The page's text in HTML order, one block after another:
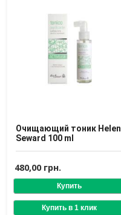
Очищающий тоник Helen
Seward 100 ml
480,00 грн.